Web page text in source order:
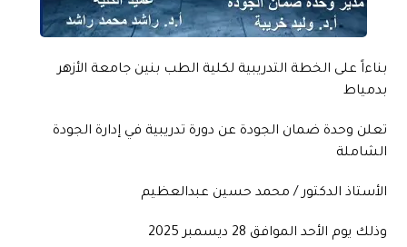
بناءاً على الخطة التدريبية لكلية الطب بنين جامعة الأزهر
بدمياط
تعلن وحدة ضمان الجودة عن دورة تدريبية في إدارة الجودة
الشاملة
الأستاذ الدكتور / محمد حسين عبدالعظيم
وذلك يوم الأحد الموافق 28 ديسمبر 2025